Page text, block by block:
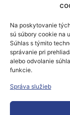
Na poskytovanie
sú súbory cookie na
Súhlas s týmito
správanie pri
alebo odvolanie
funkcie.
Správa služieb
(PID) zohrávajú
identifikáciu
trvalého
súčasťou
Science.“
Ako pokračuje
identifikácií